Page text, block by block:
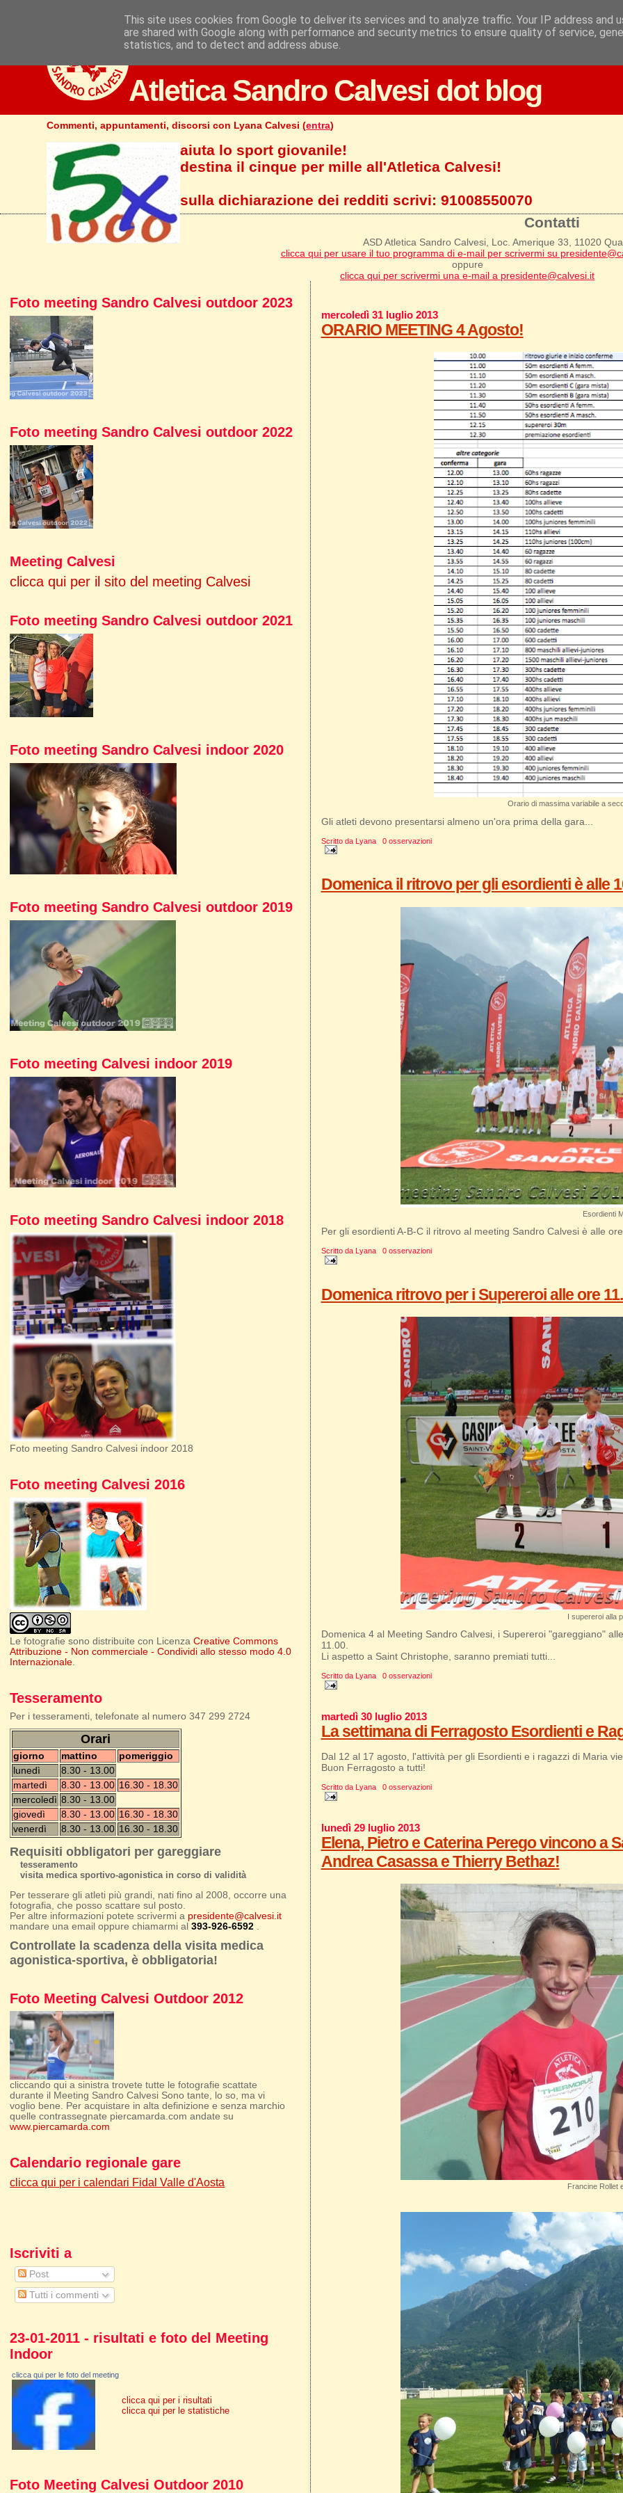
Atletica Sandro Calvesi dot blog
Commenti, appuntamenti, discorsi con Lyana Calvesi (entra)
aiuta lo sport giovanile!
destina il cinque per mille all'Atletica Calvesi!
sulla dichiarazione dei redditi scrivi:91008550070
Contatti
ASD Atletica Sandro Calvesi, Loc. Amerique 33, 11020
clicca qui per usare il tuo programma di e-mail per scrivermi su
oppure
clicca qui per scrivermi una e-mail a presidente@calvesi.it
mercoledì 31 luglio 2013
ORARIO MEETING 4 Agosto!
Orario di massima variabile a
Gli atleti devono presentarsi almeno un'ora prima della gara...
Scritto da Lyana 0 osservazioni
Domenica il ritrovo per gli esordienti è alle
Esordienti
Per gli esordienti A-B-C il ritrovo al meeting Sandro Calvesi è alle
Scritto da Lyana 0 osservazioni
Domenica ritrovo per i Supereroi alle ore
I supereroi alla
Domenica 4 al Meeting Sandro Calvesi, i Supereroi "gareggiano"
11.00.
Li aspetto a Saint Christophe, saranno premiati tutti...
Scritto da Lyana 0 osservazioni
martedì 30 luglio 2013
La settimana di Ferragosto Esordienti e
Dal 12 al 17 agosto, l'attività per gli Esordienti e i ragazzi di Maria
Buon Ferragosto a tutti!
Scritto da Lyana 0 osservazioni
lunedì 29 luglio 2013
Elena, Pietro e Caterina Perego vincono a
Andrea Casassa e Thierry Bethaz!
Francine Rollet
Foto meeting Sandro Calvesi outdoor 2023
Foto meeting Sandro Calvesi outdoor 2022
Meeting Calvesi
clicca qui per il sito del meeting Calvesi
Foto meeting Sandro Calvesi outdoor 2021
Foto meeting Sandro Calvesi indoor 2020
Foto meeting Sandro Calvesi outdoor 2019
Foto meeting Calvesi indoor 2019
Foto meeting Sandro Calvesi indoor 2018
Foto meeting Sandro Calvesi indoor 2018
Foto meeting Calvesi 2016
Le fotografie sono distribuite con LicenzaCreative Commons
Attribuzione - Non commerciale - Condividi allo stesso modo 4.0
Internazionale.
Tesseramento
Per i tesseramenti, telefonate al numero 347 299 2724
Orari
giorno mattino
pomeriggio
lunedì
8.30 - 13.00
martedì
8.30 - 13.00 16.30 - 18.30
mercoledì 8.30 - 13.00
giovedì
8.30 - 13.00 16.30 - 18.30
venerdì
8.30 - 13.00 16.30 - 18.30
Requisiti obbligatori per gareggiare
tesseramento
visita medica sportivo-agonistica in corso di validità
Per tesserare gli atleti più grandi, nati fino al 2008, occorre una
fotografia, che posso scattare sul posto.
Per altre informazioni potete scrivermi a presidente@calvesi.it
mandare una email oppure chiamarmi al393-926-6592
Controllate la scadenza della visita medica
agonistica-sportiva, è obbligatoria!
Foto Meeting Calvesi Outdoor 2012
cliccando qui a sinistra trovete tutte le fotografie scattate
durante il Meeting Sandro Calvesi Sono tante, lo so, ma vi
voglio bene. Per acquistare in alta definizione e senza marchio
quelle contrassegnate piercamarda.com andate su
www.piercamarda.com
Calendario regionale gare
clicca qui per i calendari Fidal Valle d'Aosta
Iscriviti a
Post
Tutti i commenti
23-01-2011 - risultati e foto del Meeting
Indoor
clicca qui per le foto del meeting
clicca qui per i risultati
clicca qui per le statistiche
Foto Meeting Calvesi Outdoor 2010
This site uses cookies from Google to deliver its services and to analyze traffic. Your IP address and
are shared with Google along with performance and security metrics to ensure quality of service,
statistics, and to detect and address abuse.